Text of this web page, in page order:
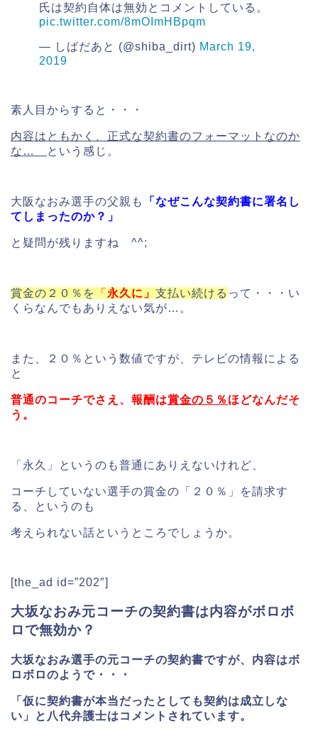
氏は契約自体は無効とコメントしている。
pic.twitter.com/8mOImHBpqm
— しばだあと (@shiba_dirt) March 19,
2019
素人目からすると・・・
内容はともかく、正式な契約書のフォーマットなのか
な…
という感じ。
大阪なおみ選手の父親も
「なぜこんな契約書に署名し
てしまったのか？」
と疑問が残りますね ^^;
賞金の２０％を 「 永久に」 支払い続ける って・・・い
くらなんでもありえない気が…。
また、２０％という数値ですが、テレビの情報による
と
普通のコーチでさえ、報酬は賞金の５％ ほどなんだそ
う。
「永久」というのも普通にありえないけれど、
コーチしていない選手の賞金の「２０％」を請求す
る、というのも
考えられない話というところでしょうか。
[the_ad id=”202″]
大坂なおみ元コーチの契約書は内容がボロボ
ロで無効か？
大坂なおみ選手の元コーチの契約書ですが、内容はボ
ロボロのようで・・・
「仮に契約書が本当だったとしても契約は成立しな
い」
と八代弁護士はコメントされています。